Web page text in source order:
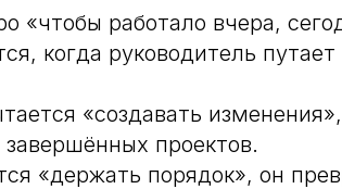
работало вчера,
когда руководитель путает
«создавать
проектов.
«держать порядок», он